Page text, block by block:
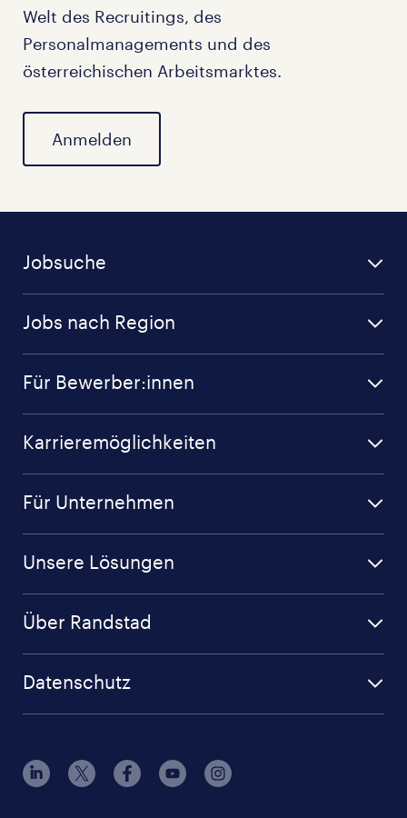
Welt des Recruitings, des
Personalmanagements und des
österreichischen Arbeitsmarktes.
Anmelden
Jobsuche
Jobs nach Region
Für Bewerber:innen
Karrieremöglichkeiten
Für Unternehmen
Unsere Lösungen
Über Randstad
Datenschutz